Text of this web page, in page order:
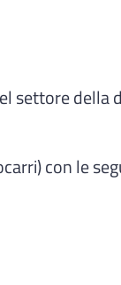
settore della
con le